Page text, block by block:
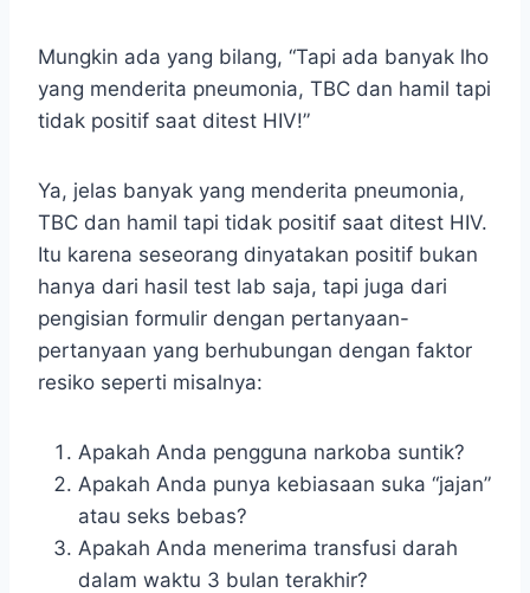
Mungkin ada yang bilang, “Tapi ada banyak lho
yang menderita pneumonia, TBC dan hamil tapi
tidak positif saat ditest HIV!”
Ya, jelas banyak yang menderita pneumonia,
TBC dan hamil tapi tidak positif saat ditest HIV.
Itu karena seseorang dinyatakan positif bukan
hanya dari hasil test lab saja, tapi juga dari
pengisian formulir dengan pertanyaan-
pertanyaan yang berhubungan dengan faktor
resiko seperti misalnya:
Apakah Anda pengguna narkoba suntik?
Apakah Anda punya kebiasaan suka “jajan”
atau seks bebas?
Apakah Anda menerima transfusi darah
dalam waktu 3 bulan terakhir?